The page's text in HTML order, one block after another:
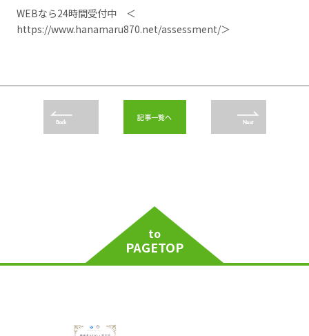
WEBなら24時間受付中 ＜
https://www.hanamaru870.net/assessment/＞
Back 記事一覧へ Next
to
PAGETOP